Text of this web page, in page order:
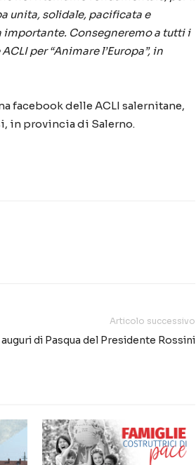
unita, solidale, pacificata e
Consegneremo a tutti i
per “Animare l’Europa”, in
facebook delle ACLI salernitane,
in provincia di Salerno.
Articolo successivo
auguri di Pasqua del Presidente Rossini